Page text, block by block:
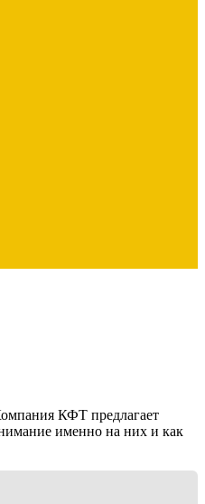
КФТ предлагает
именно на них и как